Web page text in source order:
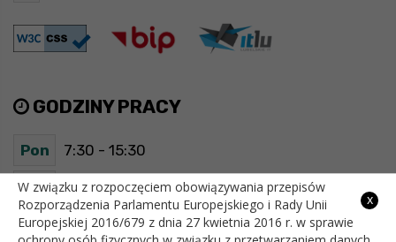
GODZINY PRACY
Pon 7:30 - 15:30
Wt 7:30 - 15:30
Śr 7:30 - 15:30
x
W związku z rozpoczęciem obowiązywania przepisów
Rozporządzenia Parlamentu Europejskiego i Rady Unii
Europejskiej 2016/679 z dnia 27 kwietnia 2016 r. w sprawie